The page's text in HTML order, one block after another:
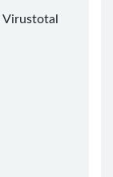
Virustotal